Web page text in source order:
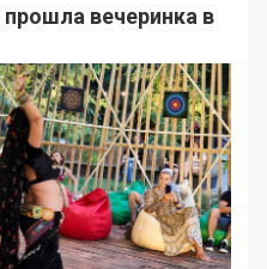
вечеринка в